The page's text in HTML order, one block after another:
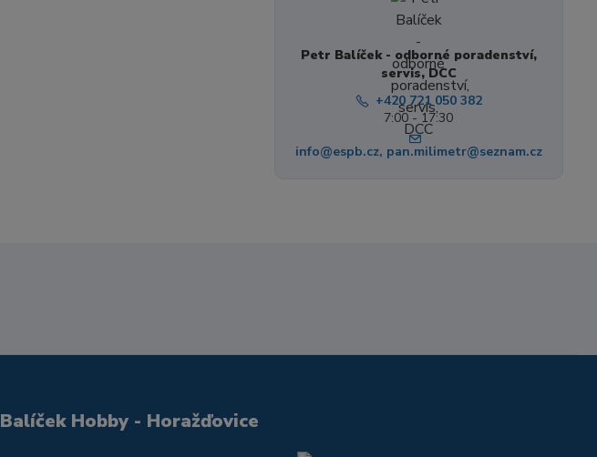
Petr Balíček - odborné poradenství,
servis, DCC
+420 721 050 382
7:00 - 17:30
info@espb.cz, pan.milimetr@seznam.cz
Balíček Hobby - Horažďovice